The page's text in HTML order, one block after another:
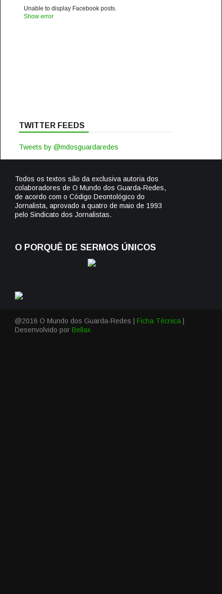
Unable to display Facebook posts.
Show error
TWITTER FEEDS
Tweets by @mdosguardaredes
Todos os textos são da exclusiva autoria dos
colaboradores de O Mundo dos Guarda-Redes,
de acordo com o Código Deontológico do
Jornalista, aprovado a quatro de maio de 1993
pelo Sindicato dos Jornalistas.
O PORQUÊ DE SERMOS ÚNICOS
@2016 O Mundo dos Guarda-Redes | Ficha Técnica
Desenvolvido por Bellax